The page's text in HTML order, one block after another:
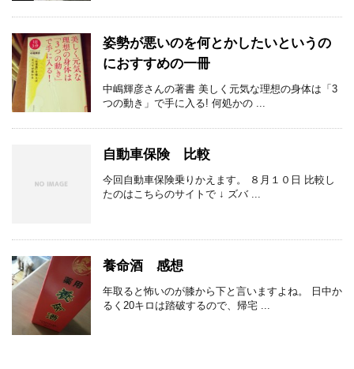
姿勢が悪いのを何とかしたいというの
におすすめの一冊
中嶋輝彦さんの著書 美しく元気な理想の身体は「3
つの動き」で手に入る! 何処かの ...
自動車保険 比較
今回自動車保険乗りかえます。 ８月１０日 比較し
たのはこちらのサイトで ↓ ズバ ...
養命酒 感想
年取ると怖いのが膝から下と言いますよね。 日中か
るく20キロは踏破するので、帰宅 ...